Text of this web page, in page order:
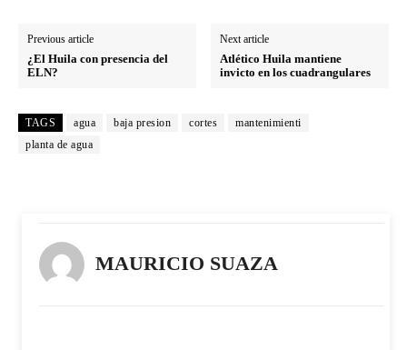
Previous article
¿El Huila con presencia del
ELN?
Next article
Atlético Huila mantiene
invicto en los cuadrangulares
TAGS agua baja presion cortes
mantenimienti
planta de agua
MAURICIO SUAZA